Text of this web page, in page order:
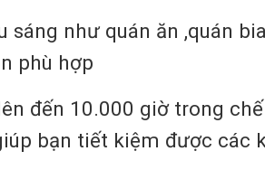
sáng như quán ăn ,quán
phù hợp
đến 10.000 giờ trong
bạn tiết kiệm được các